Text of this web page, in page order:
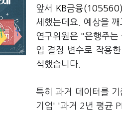
앞서 KB금융(105560)
세했는데요. 예상을
연구위원은 "은행주는
입 결정 변수로 작용
석했습니다.
특히 과거 데이터를
기업' '과거 2년 평균